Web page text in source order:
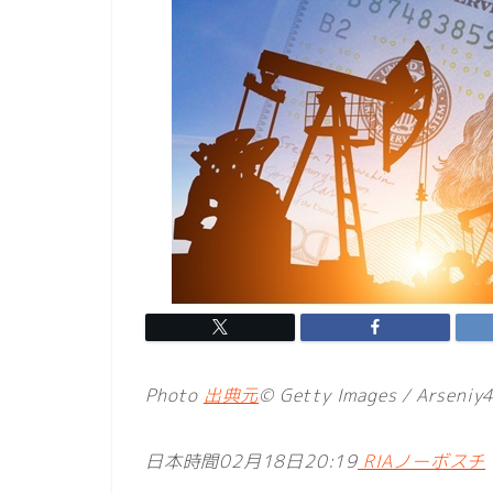
Photo 出典元© Getty Images /
日本時間02月18日20:19 RIAノーボスチ